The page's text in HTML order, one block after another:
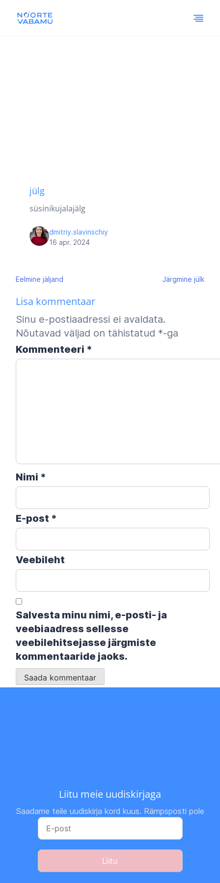
jülg
süsinikujalajälg
dmitriy.slavinschiy
16 apr. 2024
Navigeerimine
Eelmine jäljand Järgmine jülk
Lisa kommentaar
Sinu e-postiaadressi ei avaldata.
Nõutavad väljad on tähistatud *-ga
Kommenteeri *
Nimi *
E-post *
Veebileht
Salvesta minu nimi, e-posti- ja
veebiaadress sellesse
veebilehitsejasse järgmiste
kommentaaride jaoks.
Liitu meie uudiskirjaga
Saadame teile uudiskirja kord kuus. Rämpsposti pole
Liitu